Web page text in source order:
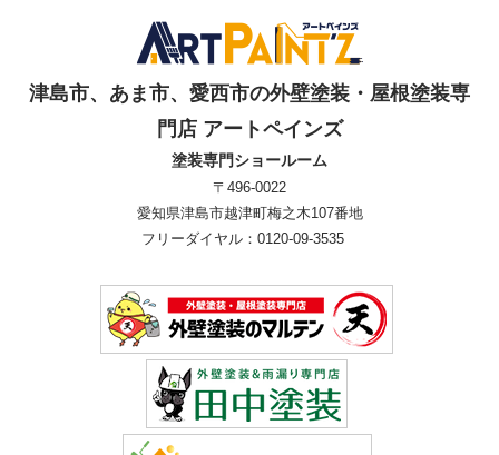
津島市、あま市、愛西市の外壁塗装・屋根塗装専
門店 アートペインズ
塗装専門ショールーム
〒496-0022
愛知県津島市越津町梅之木107番地
フリーダイヤル：0120-09-3535